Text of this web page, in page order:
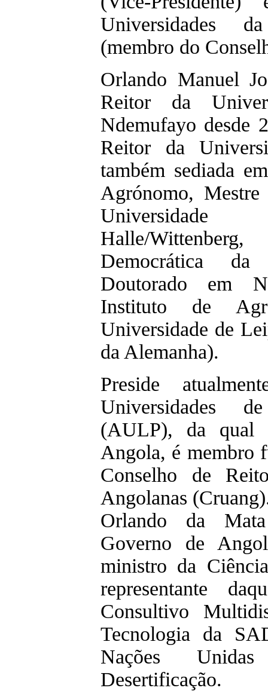
Universidades
(membro do
Orlando Manuel
Reitor da
Ndemufayo desde
Reitor da
também sediada
Agrónomo,
Halle/
Democrática
Doutorado em
Instituto de
Universidade de
da Alemanha).
Preside
Universidades
(AULP), da
Angola, é membro
Conselho de
Angolanas
Orlando da
Governo de
ministro da
representante
Consultivo
Tecnologia da
Nações
Desertificação.